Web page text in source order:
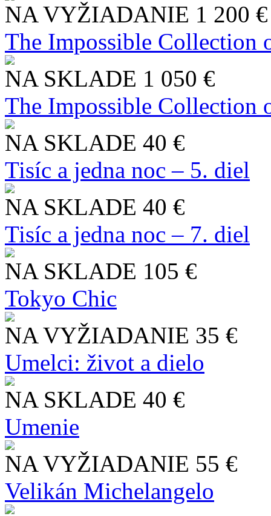
NA VYŽIADANIE 1 200 €
The Impossible Collection
NA SKLADE 1 050 €
The Impossible Collection
NA SKLADE 40 €
Tisíc a jedna noc – 5. diel
NA SKLADE 40 €
Tisíc a jedna noc – 7. diel
NA SKLADE 105 €
Tokyo Chic
NA VYŽIADANIE 35 €
Umelci: život a dielo
NA SKLADE 40 €
Umenie
NA VYŽIADANIE 55 €
Velikán Michelangelo